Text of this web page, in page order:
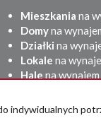
Mieszkania na
Domyna
Działki na
Lokale na
Hale na wynajem